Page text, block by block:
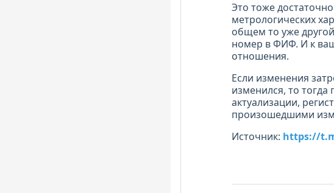
Это тоже
метрологических
общем то уже
номер в ФИФ. И к
отношения.
Если изменения
изменился, то
актуализации,
произошедшими
Источник: https://